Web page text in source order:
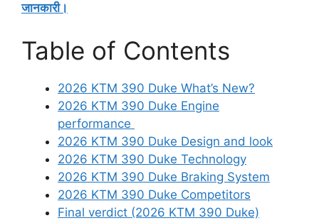
जानकारी।
Table of Contents
2026 KTM 390 Duke What’s New?
2026 KTM 390 Duke Engine
performance
2026 KTM 390 Duke Design and look
2026 KTM 390 Duke Technology
2026 KTM 390 Duke Braking System
2026 KTM 390 Duke Competitors
Final verdict (2026 KTM 390 Duke)